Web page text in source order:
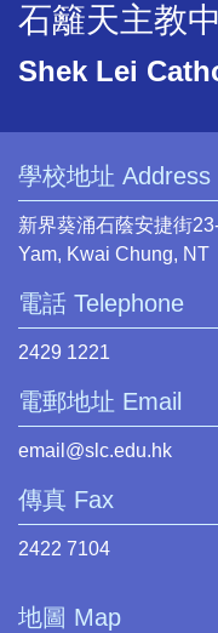
石籬天主教
Shek Lei
學校地址 Address
新界葵涌石蔭安捷街
Yam, Kwai Chung, NT
電話 Telephone
2429 1221
電郵地址 Email
email@slc.edu.hk
傳真 Fax
2422 7104
地圖 Map